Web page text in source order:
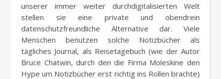
unserer immer weiter durchdigitalisierten Welt
stellen sie eine private und obendrein
datenschutzfreundliche Alternative dar. Viele
Menschen benutzen solche Notizbücher als
tägliches Journal, als Reisetagebuch (wie der Autor
Bruce Chatwin, durch den die Firma Moleskine den
Hype um Notizbücher erst richtig ins Rollen brachte)